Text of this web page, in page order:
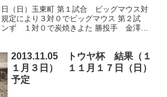
（日）玉東町 第１試合 ビッグマウス対
により３対０でビッグマウス 第２試
ず １対０で炭焼きよた 勝投手 金澤
2013.11.05 トウヤ杯 結果（１
１月３日） １１月１７日（日）
予定